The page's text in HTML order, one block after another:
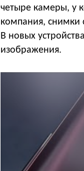
четыре камеры, у
компания, снимки
В новых
изображения.